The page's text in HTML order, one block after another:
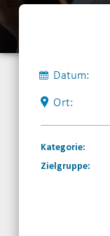
Datum:
Ort:
Kategorie:
Zielgruppe: